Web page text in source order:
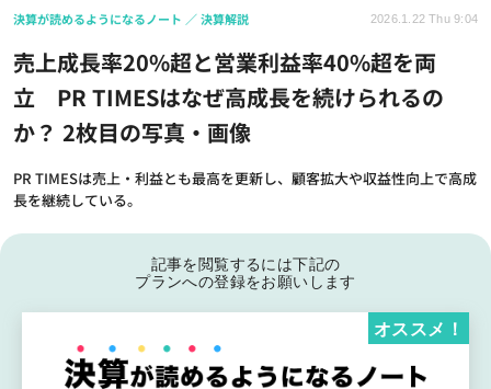
売上成長率20%超と営業利益率40%超を両
立 PR TIMESはなぜ高成長を続けられるの
か？ 2枚目の写真・画像
PR TIMESは売上・利益とも最高を更新し、顧客拡大や収益性向上で高成
長を継続している。
決算が読めるようになるノート 決算解説 2026.1.22 Thu 9:04
記事を閲覧するには下記の
プランへの登録をお願いします
オススメ！